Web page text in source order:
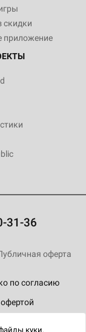
скидки
приложение
31-36
по согласию
оферта
куки.